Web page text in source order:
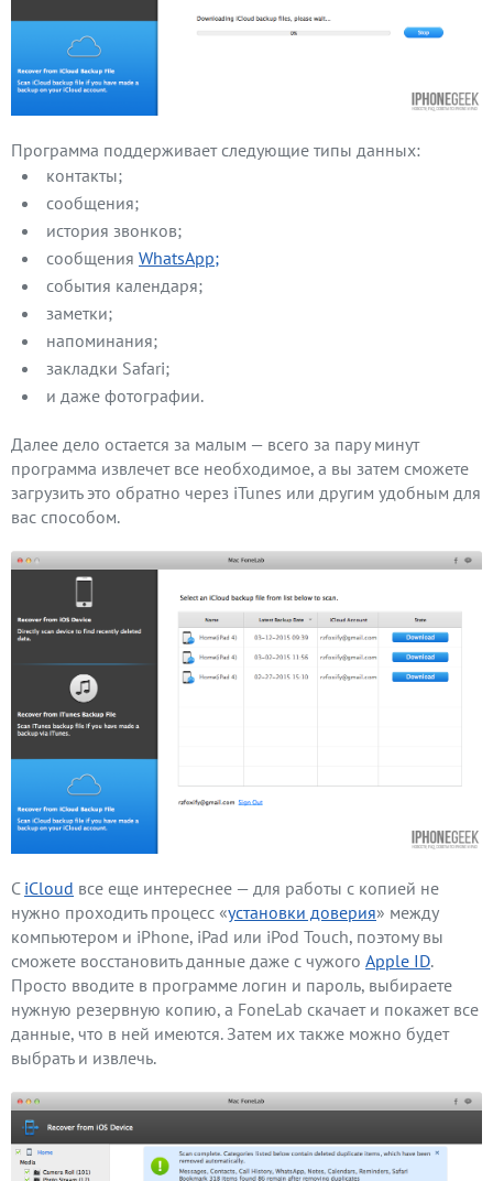
Программа поддерживает следующие типы данных:
контакты;
сообщения;
история звонков;
сообщения WhatsApp;
события календаря;
заметки;
напоминания;
закладки Safari;
и даже фотографии.
Далее дело остается за малым — всего за пару минут
программа извлечет все необходимое, а вы затем сможете
загрузить это обратно через iTunes или другим удобным для
вас способом.
С iCloud все еще интереснее — для работы с копией не
нужно проходить процесс «установки доверия» между
компьютером и iPhone, iPad или iPod Touch, поэтому вы
сможете восстановить данные даже с чужого Apple ID.
Просто вводите в программе логин и пароль, выбираете
нужную резервную копию, а FoneLab скачает и покажет все
данные, что в ней имеются. Затем их также можно будет
выбрать и извлечь.